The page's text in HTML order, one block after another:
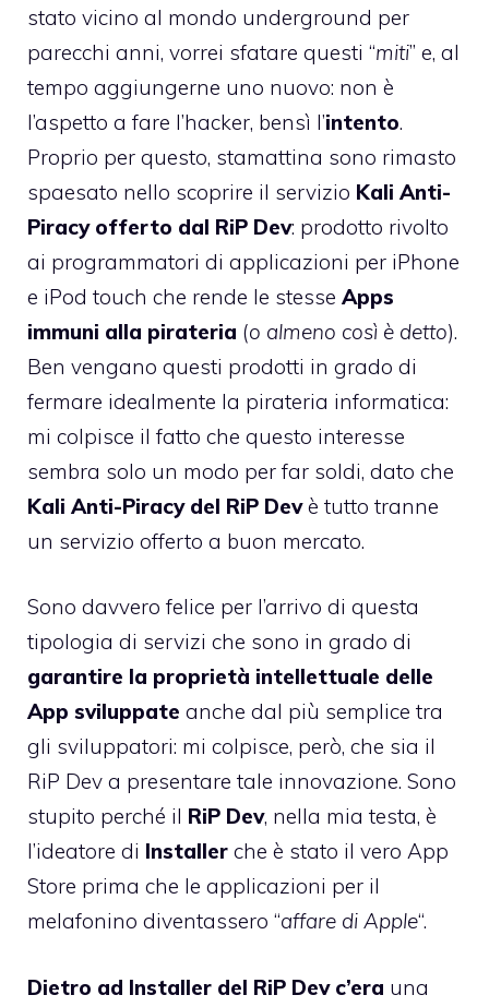
stato vicino al mondo underground per
parecchi anni, vorrei sfatare questi “miti” e, al
tempo aggiungerne uno nuovo: non è
l’aspetto a fare l’hacker, bensì l’intento.
Proprio per questo, stamattina sono rimasto
spaesato nello scoprire il servizio Kali Anti-
Piracy offerto dal RiP Dev: prodotto rivolto
ai programmatori di applicazioni per iPhone
e iPod touch che rende le stesse Apps
immuni alla pirateria (o almeno così è detto).
Ben vengano questi prodotti in grado di
fermare idealmente la pirateria informatica:
mi colpisce il fatto che questo interesse
sembra solo un modo per far soldi, dato che
Kali Anti-Piracy del RiP Devè tutto tranne
un servizio offerto a buon mercato.
Sono davvero felice per l’arrivo di questa
tipologia di servizi che sono in grado di
garantire la proprietà intellettuale delle
App sviluppate anche dal più semplice tra
gli sviluppatori: mi colpisce, però, che sia il
RiP Dev a presentare tale innovazione. Sono
stupito perché il RiP Dev, nella mia testa, è
l’ideatore di Installer che è stato il vero App
Store prima che le applicazioni per il
melafonino diventassero “affare di Apple“.
Dietro ad Installer del RiP Dev c’era una